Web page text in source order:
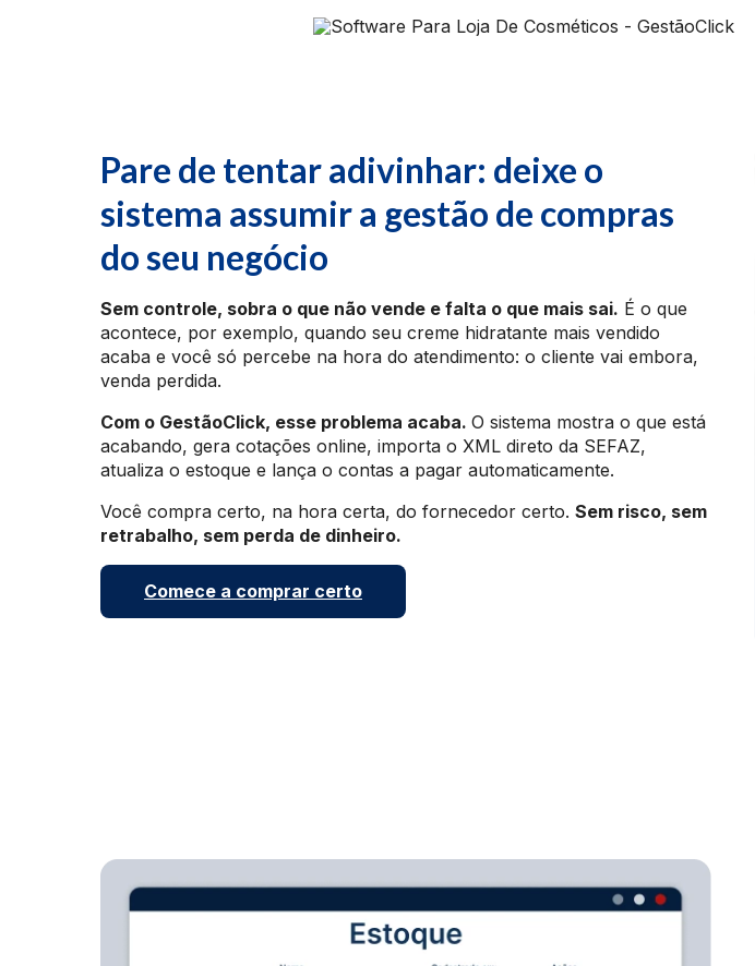
Pare de tentar adivinhar: deixe o
sistema assumir a gestão de compras
do seu negócio
Sem controle, sobra o que não vende e falta o que mais sai. É o que
acontece, por exemplo, quando seu creme hidratante mais vendido
acaba e você só percebe na hora do atendimento: o cliente vai embora,
venda perdida.
Com o GestãoClick, esse problema acaba. O sistema mostra o que está
acabando, gera cotações online, importa o XML direto da SEFAZ,
atualiza o estoque e lança o contas a pagar automaticamente.
Você compra certo, na hora certa, do fornecedor certo. Sem risco, sem
retrabalho, sem perda de dinheiro.
Comece a comprar certo